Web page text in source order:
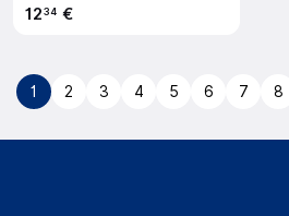
1234 €
1 2 3 4 5 6 7 8